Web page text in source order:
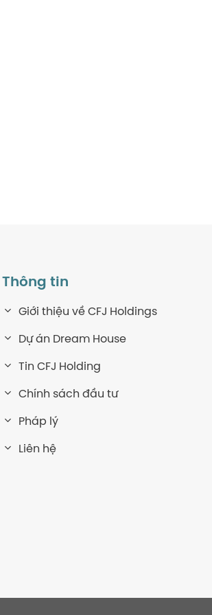
Thông tin
Giới thiệu về CFJ Holdings
Dự án Dream House
Tin CFJ Holding
Chính sách đầu tư
Pháp lý
Liên hệ